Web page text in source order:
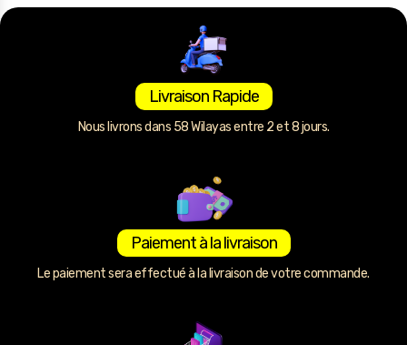
Livraison Rapide
Nous livrons dans 58 Wilayas entre 2 et 8 jours.
Paiement à la livraison
Le paiement sera effectué à la livraison de votre commande.